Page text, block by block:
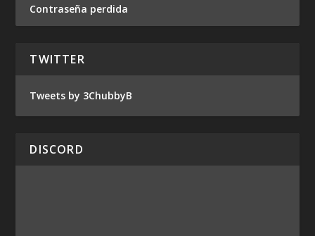
Contraseña perdida
TWITTER
Tweets by 3ChubbyB
DISCORD